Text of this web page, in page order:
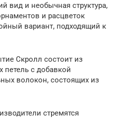
вид и необычная структура,
и расцветок
вариант, подходящий к
Скролл состоит из
петель с добавкой
волокон, состоящих из
стремятся